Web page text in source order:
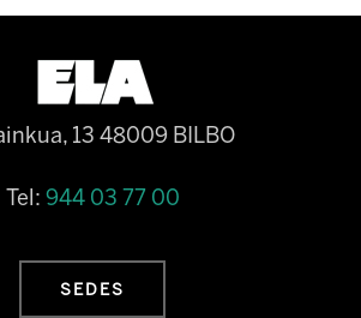
13 48009 BILBO
Tel: 944 03 77 00
SEDES